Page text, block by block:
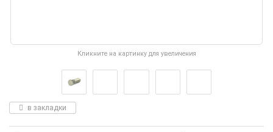
Кликните на картинку для увеличения
в закладки